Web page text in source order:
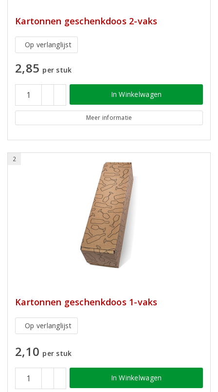
Kartonnen geschenkdoos 2-vaks
Op verlanglijst
2,85 per stuk
In Winkelwagen
Meer informatie
2
Kartonnen geschenkdoos 1-vaks
Op verlanglijst
2,10 per stuk
In Winkelwagen